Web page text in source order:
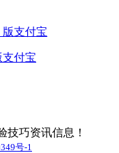
付宝
技巧资讯信息！
号-1